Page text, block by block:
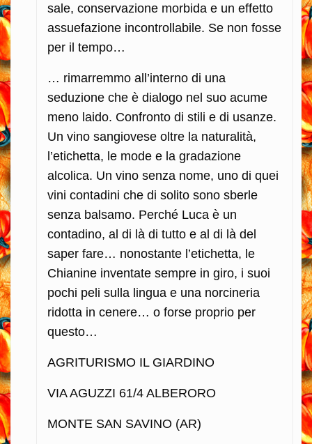
sale, conservazione morbida e un effetto
assuefazione incontrollabile. Se non fosse
per il tempo…
… rimarremmo all’interno di una
seduzione che è dialogo nel suo acume
meno laido. Confronto di stili e di usanze.
Un vino sangiovese oltre la naturalità,
l’etichetta, le mode e la gradazione
alcolica. Un vino senza nome, uno di quei
vini contadini che di solito sono sberle
senza balsamo. Perché Luca è un
contadino, al di là di tutto e al di là del
saper fare… nonostante l’etichetta, le
Chianine inventate sempre in giro, i suoi
pochi peli sulla lingua e una norcineria
ridotta in cenere… o forse proprio per
questo…
AGRITURISMO IL GIARDINO
VIA AGUZZI 61/4 ALBERORO
MONTE SAN SAVINO (AR)